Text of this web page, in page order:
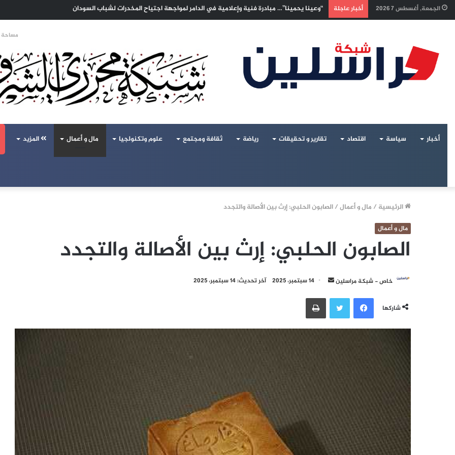
الجمعة, أغسطس 7 2026 أخبار عاجلة إسرائيليون غادروا بلا رجعة: اخترنا الهجرة لنعيش بلا خوف
مساحة
أخبار سياسة اقتصاد تقارير و تحقيقات رياضة ثقافة ومجتمع علوم وتكنولجيا مال و أعمال المزيد
الرئيسية / مال و أعمال/الصابون الحلبي: إرث بين الأصالة والتجدد
مال و أعمال
الصابون الحلبي: إرث بين الأصالة والتجدد
خاص - شبكة مراسلين
أرسل
إلكترونيا
14 سبتمبر، 2025 آخر تحديث: 14 سبتمبر، 2025
شاركها
فيسبوكتويتر طباعة